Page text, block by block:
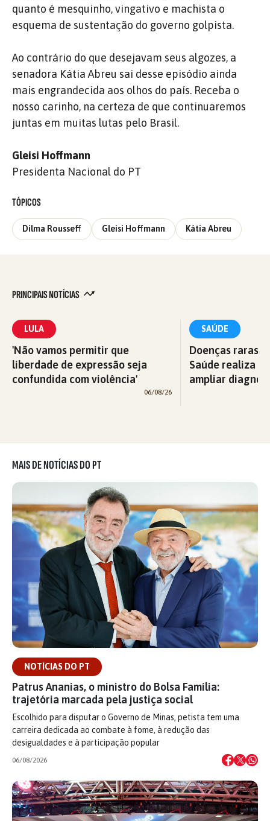
quanto é mesquinho, vingativo e machista o
esquema de sustentação do governo golpista.
Ao contrário do que desejavam seus algozes, a
senadora Kátia Abreu sai desse episódio ainda
mais engrandecida aos olhos do país. Receba o
nosso carinho, na certeza de que continuaremos
juntas em muitas lutas pelo Brasil.
Gleisi Hoffmann
Presidenta Nacional do PT
TÓPICOS
Dilma Rousseff Gleisi Hoffmann Kátia Abreu
PRINCIPAIS NOTÍCIAS
LULA
'Não vamos permitir que
liberdade de expressão seja
confundida com violência'
06/08/26
SAÚDE
Doenças raras:
Saúde realiza
ampliar
MAIS DE NOTÍCIAS DO PT
NOTÍCIAS DO PT
Patrus Ananias, o ministro do Bolsa Família:
trajetória marcada pela justiça social
Escolhido para disputar o Governo de Minas, petista tem uma
carreira dedicada ao combate à fome, à redução das
desigualdades e à participação popular
06/08/2026